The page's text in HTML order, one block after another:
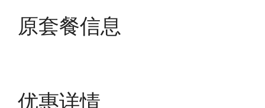
原套餐信息
优惠详情